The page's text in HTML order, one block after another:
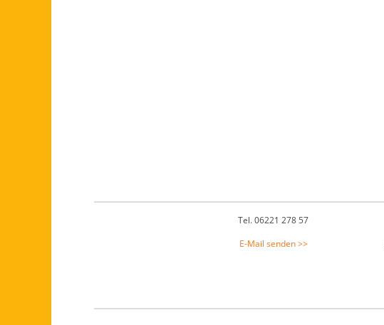
Tel. 06221 278 57
E-Mail senden >>